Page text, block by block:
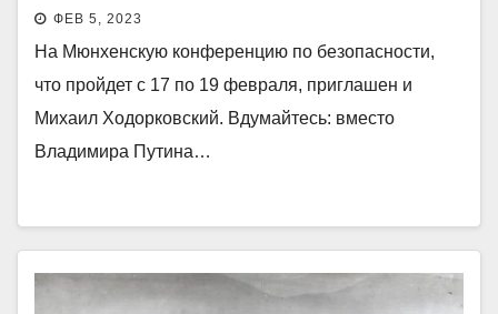
ФЕВ 5, 2023
На Мюнхенскую конференцию по безопасности,
что пройдет с 17 по 19 февраля, приглашен и
Михаил Ходорковский. Вдумайтесь: вместо
Владимира Путина…